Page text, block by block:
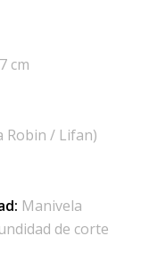
cm
Robin / Lifan)
Manivela
de corte